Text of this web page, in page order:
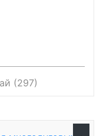
(297)